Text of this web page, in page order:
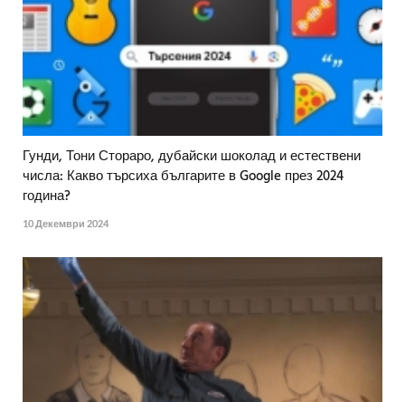
Гунди, Тони Стораро, дубайски шоколад и естествени
числа: Какво търсиха българите в Google през 2024
година?
10 Декември 2024